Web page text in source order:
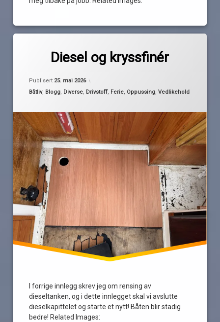
Diesel og kryssfinér
Publisert 25. mai 2026
Kategorier:
Båtliv, Blogg, Diverse, Drivstoff, Ferie, Oppussing,Vedlikehold
I forrige innlegg skrev jeg om rensing av
dieseltanken, og i dette innlegget skal vi avslutte
dieselkapittelet og starte et nytt! Båten blir stadig
bedre! Related Images:
dørkluker
dørkplatetr
høytrykksspyler
kryssfiner
Maxbo
ny
rens
reodor
felgen
underspylingsrør
kommentar
og
kryssfinér